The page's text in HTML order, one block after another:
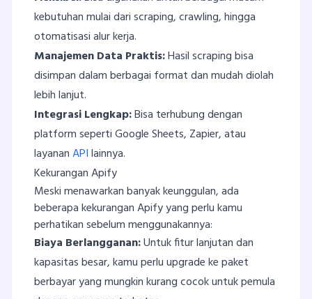
kebutuhan mulai dari scraping, crawling, hingga
otomatisasi alur kerja.
Manajemen Data Praktis:Hasil scraping bisa
disimpan dalam berbagai format dan mudah diolah
lebih lanjut.
Integrasi Lengkap:Bisa terhubung dengan
platform seperti Google Sheets, Zapier, atau
layananAPIlainnya.
Kekurangan Apify
Meski menawarkan banyak keunggulan, ada
beberapa kekurangan Apify yang perlu kamu
perhatikan sebelum menggunakannya:
Biaya Berlangganan:Untuk fitur lanjutan dan
kapasitas besar, kamu perlu upgrade ke paket
berbayar yang mungkin kurang cocok untuk pemula